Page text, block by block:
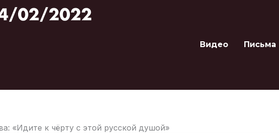
Видео Письма
«Идите к чёрту с этой русской душой»